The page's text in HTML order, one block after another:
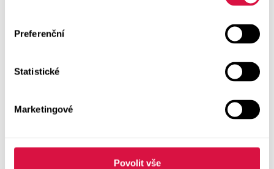
Preferenční
Statistické
Marketingové
Povolit vše
Boty GEOX